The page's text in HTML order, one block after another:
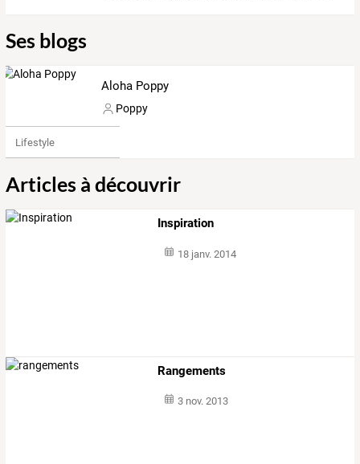
Ses blogs
Aloha Poppy
Poppy
Lifestyle
Articles à découvrir
Inspiration
18 janv. 2014
Rangements
3 nov. 2013